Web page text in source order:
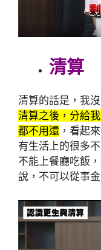
清算
清算的話是，我
清算之後，分給
都不用還 ，看起
有生活上的很多
不能上餐廳吃飯
說，不可以從事